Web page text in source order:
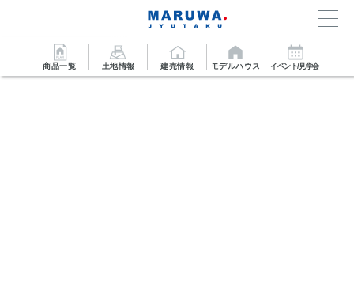
商品一覧 土地情報 建売情報 モデルハウス イベント/見学会